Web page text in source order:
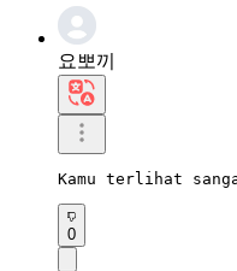
요뽀끼
Kamu terlihat
0